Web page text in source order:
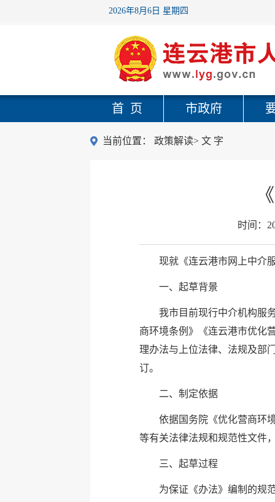
2026年8月6日 星期四
首 页 市政府
当前位置： 政策解读> 文 字
时间：
现就《连云港市网上中介
一、起草背景
我市目前现行中介机构服
商环境条例》《连云港市优化
理办法与上位法律、法规及部
订。
二、制定依据
依据国务院《优化营商环
等有关法律法规和规范性文件
三、起草过程
为保证《办法》编制的规